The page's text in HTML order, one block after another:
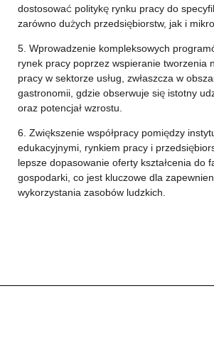
dostosować politykę rynku pracy do
zarówno dużych przedsiębiorstw, jak i
5. Wprowadzenie kompleksowych
rynek pracy poprzez wspieranie tworzenia
pracy w sektorze usług, zwłaszcza w
gastronomii, gdzie obserwuje się istotny
oraz potencjał wzrostu.
6. Zwiększenie współpracy pomiędzy
edukacyjnymi, rynkiem pracy i
lepsze dopasowanie oferty kształcenia do
gospodarki, co jest kluczowe dla
wykorzystania zasobów ludzkich.